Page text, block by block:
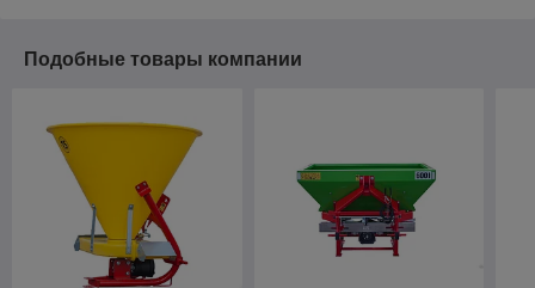
Подобные товары компании